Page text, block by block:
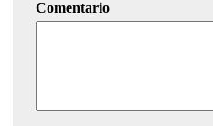
Comentario